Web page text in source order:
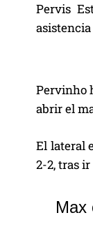
Pervis
Pervinho
abrir el
El lateral
2-2, tras